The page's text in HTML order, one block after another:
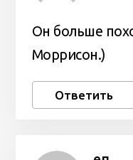
Он больше
Моррисон.)
Ответить